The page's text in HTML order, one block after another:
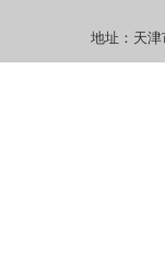
地址：天津